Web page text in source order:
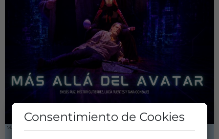
Maemía Company
Consentimiento de Cookies